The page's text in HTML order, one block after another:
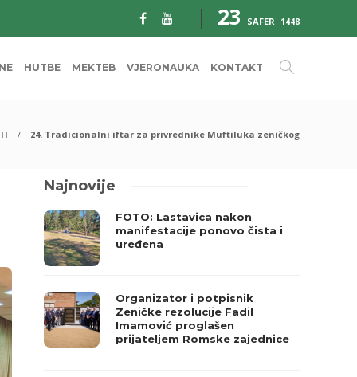
23 SAFER 1448
HUTBE MEKTEB VJERONAUKA KONTAKT
24. Tradicionalni iftar za privrednike Muftiluka zeničkog
Najnovije
FOTO: Lastavica nakon
manifestacije ponovo čista i
uređena
Organizator i potpisnik
Zeničke rezolucije Fadil
Imamović proglašen
prijateljem Romske zajednice